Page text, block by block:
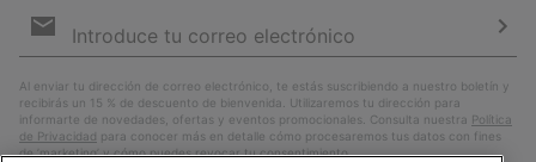
de
Al enviar tu dirección de correo electrónico, te estás suscribiendo a nuestro boletín y
recibirás un 15 % de descuento de bienvenida. Utilizaremos tu dirección para
informarte de novedades, ofertas y eventos promocionales. Consulta nuestra
Política
de Privacidad para conocer más en detalle cómo procesaremos tus datos con fines
de ’marketing’ y cómo puedes revocar tu consentimiento.